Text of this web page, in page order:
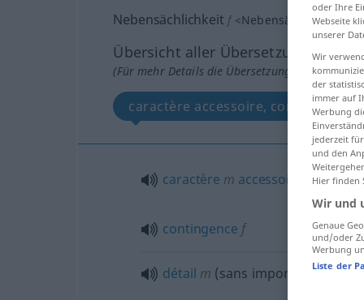
Nebensächlichkeit f <Nebensächlichkeit;
Übersicht aller Übersetzungen
(Für mehr Details die Übersetzung anklicken/
caractère accessoire, contingence
caractère m accessoire
contingence f
détail m (sans importance)
oder Ihre
Webseite
unserer
Wir
der
immer auf
Werbung
jederzeit
und den
Hier finden
Wir und
Genaue
und/oder
Werbung
Liste der